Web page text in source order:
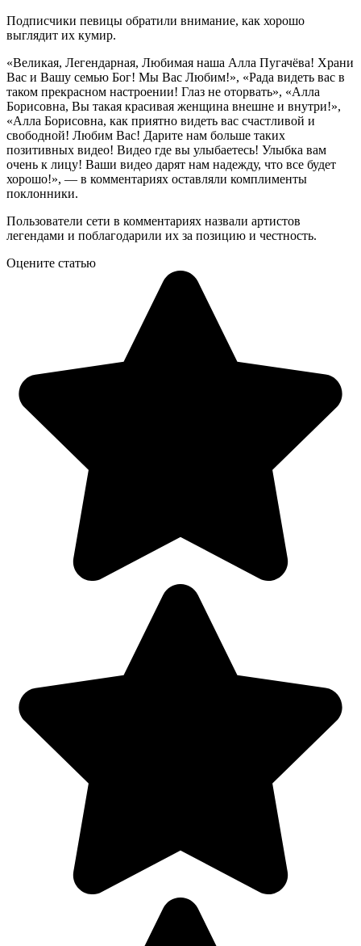
Подписчики певицы обратили внимание, как хорошо
выглядит их кумир.
«Великая, Легендарная, Любимая наша Алла Пугачёва! Храни
Вас и Вашу семью Бог! Мы Вас Любим!», «Рада видеть вас в
таком прекрасном настроении! Глаз не оторвать», «Алла
Борисовна, Вы такая красивая женщина внешне и внутри!»,
«Алла Борисовна, как приятно видеть вас счастливой и
свободной! Любим Вас! Дарите нам больше таких
позитивных видео! Видео где вы улыбаетесь! Улыбка вам
очень к лицу! Ваши видео дарят нам надежду, что все будет
хорошо!», — в комментариях оставляли комплименты
поклонники.
Пользователи сети в комментариях назвали артистов
легендами и поблагодарили их за позицию и честность.
Оцените статью